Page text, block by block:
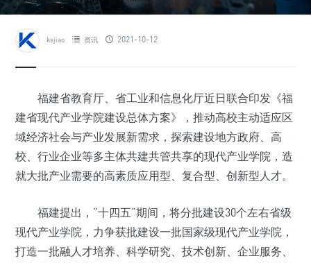
ksjiao 资讯 2021-10-12
福建省教育厅、省工业和信息化厅近日联合印发《福
建省现代产业学院建设总体方案》，推动高校主动适应区
域经济社会与产业发展新需求，探索建设地方政府、高
校、行业企业等多主体共建共管共享的现代产业学院，造
就大批产业需要的高素质应用型、复合型、创新型人才。
福建提出，“十四五”期间，将分批建设30个左右省级
现代产业学院，力争获批建设一批国家级现代产业学院，
打造一批融人才培养、科学研究、技术创新、企业服务、